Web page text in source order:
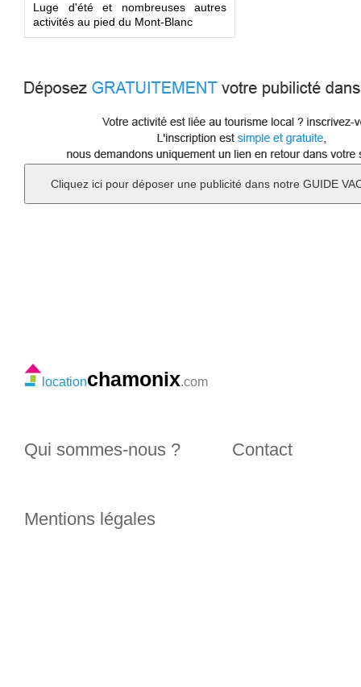
Luge d'été et nombreuses autres
activités au pied du Mont-Blanc
locationchamonix.com
Qui sommes-nous ? Contact
Mentions légales